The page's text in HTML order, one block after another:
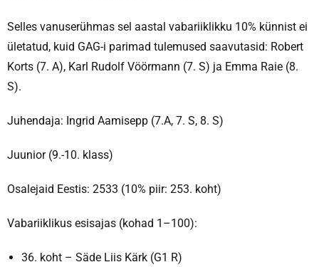
Selles vanuserühmas sel aastal vabariiklikku 10% künnist ei
ületatud, kuid GAG-i parimad tulemused saavutasid: Robert
Korts (7. A), Karl Rudolf Vöörmann (7. S) ja Emma Raie (8.
S).
Juhendaja: Ingrid Aamisepp (7.A, 7. S, 8. S)
Juunior (9.-10. klass)
Osalejaid Eestis: 2533 (10% piir: 253. koht)
Vabariiklikus esisajas (kohad 1–100):
36. koht – Säde Liis Kärk (G1 R)